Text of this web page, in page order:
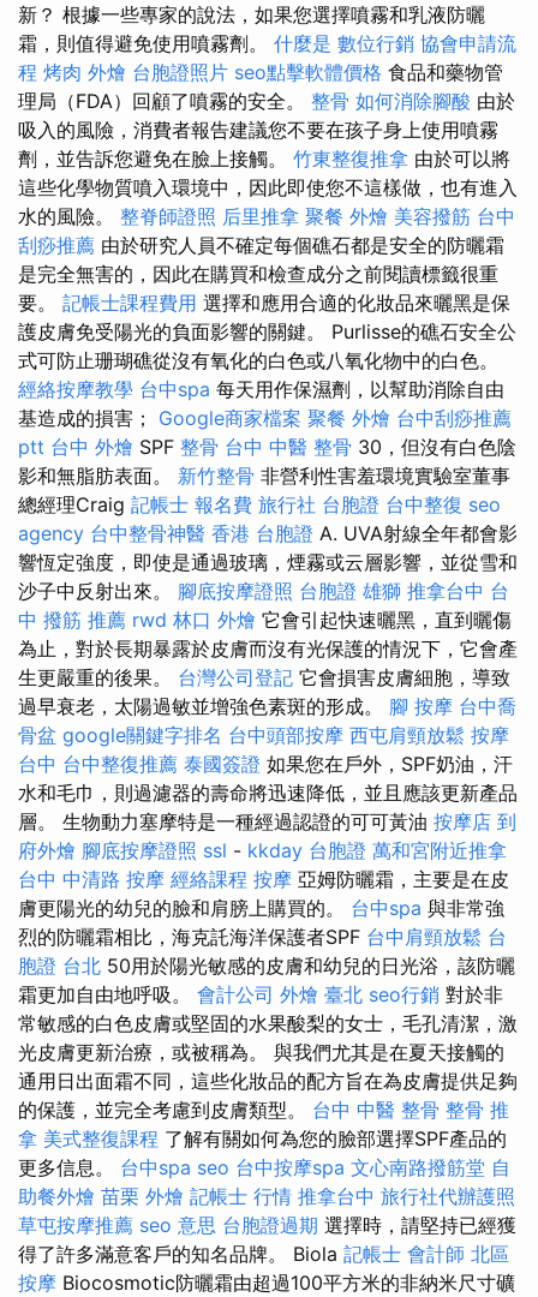
新？ 根據一些專家的說法，如果您選擇噴霧和乳液防曬
霜，則值得避免使用噴霧劑。 什麼是 數位行銷 協會申請流
程 烤肉 外燴 台胞證照片 seo點擊軟體價格 食品和藥物管
理局（FDA）回顧了噴霧的安全。 整骨 如何消除腳酸 由於
吸入的風險，消費者報告建議您不要在孩子身上使用噴霧
劑，並告訴您避免在臉上接觸。 竹東整復推拿 由於可以將
這些化學物質噴入環境中，因此即使您不這樣做，也有進入
水的風險。 整脊師證照 后里推拿 聚餐 外燴 美容撥筋 台中
刮痧推薦 由於研究人員不確定每個礁石都是安全的防曬霜
是完全無害的，因此在購買和檢查成分之前閱讀標籤很重
要。 記帳士課程費用 選擇和應用合適的化妝品來曬黑是保
護皮膚免受陽光的負面影響的關鍵。 Purlisse的礁石安全公
式可防止珊瑚礁從沒有氧化的白色或八氧化物中的白色。
經絡按摩教學 台中spa 每天用作保濕劑，以幫助消除自由
基造成的損害； Google商家檔案 聚餐 外燴 台中刮痧推薦
ptt 台中 外燴 SPF 整骨 台中 中醫 整骨 30，但沒有白色陰
影和無脂肪表面。 新竹整骨 非營利性害羞環境實驗室董事
總經理Craig 記帳士 報名費 旅行社 台胞證 台中整復 seo
agency 台中整骨神醫 香港 台胞證 A. UVA射線全年都會影
響恆定強度，即使是通過玻璃，煙霧或云層影響，並從雪和
沙子中反射出來。 腳底按摩證照 台胞證 雄獅 推拿台中 台
中 撥筋 推薦 rwd 林口 外燴 它會引起快速曬黑，直到曬傷
為止，對於長期暴露於皮膚而沒有光保護的情況下，它會產
生更嚴重的後果。 台灣公司登記 它會損害皮膚細胞，導致
過早衰老，太陽過敏並增強色素斑的形成。 腳 按摩 台中喬
骨盆 google關鍵字排名 台中頭部按摩 西屯肩頸放鬆 按摩
台中 台中整復推薦 泰國簽證 如果您在戶外，SPF奶油，汗
水和毛巾，則過濾器的壽命將迅速降低，並且應該更新產品
層。 生物動力塞摩特是一種經過認證的可可黃油 按摩店 到
府外燴 腳底按摩證照 ssl - kkday 台胞證 萬和宮附近推拿
台中 中清路 按摩 經絡課程 按摩 亞姆防曬霜，主要是在皮
膚更陽光的幼兒的臉和肩膀上購買的。 台中spa 與非常強
烈的防曬霜相比，海克託海洋保護者SPF 台中肩頸放鬆 台
胞證 台北 50用於陽光敏感的皮膚和幼兒的日光浴，該防曬
霜更加自由地呼吸。 會計公司 外燴 臺北 seo行銷 對於非
常敏感的白色皮膚或堅固的水果酸梨的女士，毛孔清潔，激
光皮膚更新治療，或被稱為。 與我們尤其是在夏天接觸的
通用日出面霜不同，這些化妝品的配方旨在為皮膚提供足夠
的保護，並完全考慮到皮膚類型。 台中 中醫 整骨 整骨 推
拿 美式整復課程 了解有關如何為您的臉部選擇SPF產品的
更多信息。 台中spa seo 台中按摩spa 文心南路撥筋堂 自
助餐外燴 苗栗 外燴 記帳士 行情 推拿台中 旅行社代辦護照
草屯按摩推薦 seo 意思 台胞證過期 選擇時，請堅持已經獲
得了許多滿意客戶的知名品牌。 Biola 記帳士 會計師 北區
按摩 Biocosmotic防曬霜由超過100平方米的非納米尺寸礦